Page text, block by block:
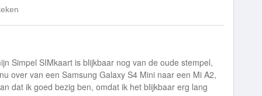
Simpel SIMkaart is blijkbaar nog van de oude stempel,
over van een Samsung Galaxy S4 Mini naar een Mi A2,
dat ik goed bezig ben, omdat ik het blijkbaar erg lang